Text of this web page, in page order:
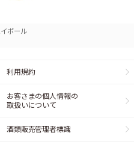
ボール
利用規約
お客さまの個人情報の
取扱いについて
酒類販売管理者標識